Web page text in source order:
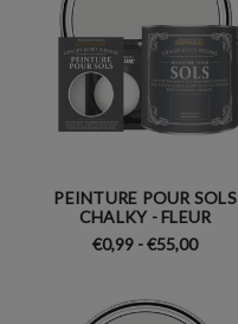
PEINTURE POUR SOLS
CHALKY - FLEUR
€0,99 - €55,00